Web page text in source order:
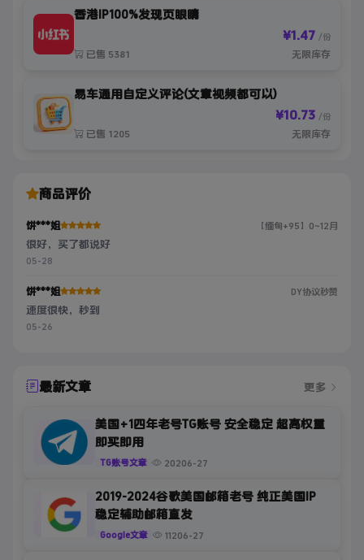
香港IP100%发现页眼睛
¥1.47 /份
已售 5381 无限库存
易车通用自定义评论(文章视频都可以)
¥10.73 /份
已售 1205 无限库存
商品评价
饼***姐 【缅甸+95】0~12月
很好，买了都说好
05-28
饼***姐 DY协议秒赞
速度很快，秒到
05-26
最新文章 更多
美国+1四年老号TG账号 安全稳定 超高权重
即买即用
TG账号文章 20206-27
2019-2024谷歌美国邮箱老号 纯正美国IP
稳定辅助邮箱直发
Google文章 11206-27